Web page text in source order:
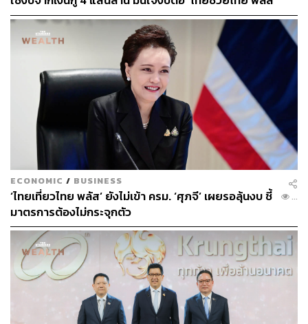
เฟส 2 มีเพียงพอ
ECONOMIC / BUSINESS
‘ไทยเที่ยวไทย พลัส’ ยังไม่เข้า ครม. ‘ศุภจี’ เผยรอลุ้นงบ ชี้
มาตรการต้องไม่กระจุกตัว
...